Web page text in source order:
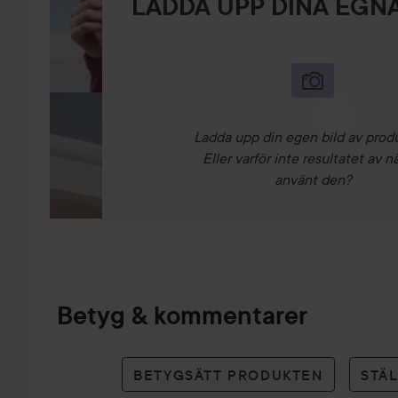
LADDA UPP DINA
Ladda upp din egen bild av
Eller varför inte resultatet av
använt den?
Betyg & kommentarer
BETYGSÄTT PRODUKTEN